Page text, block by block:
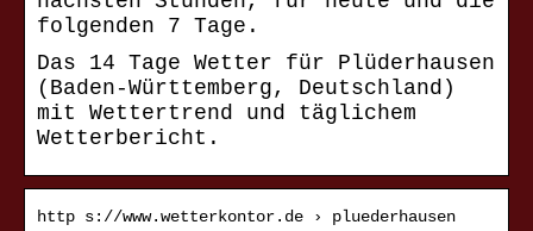
folgenden 7 Tage.
Das 14 Tage Wetter für Plüderhausen
(Baden-Württemberg, Deutschland)
mit Wettertrend und täglichem
Wetterbericht.
http s://www.wetterkontor.de › pluederhausen